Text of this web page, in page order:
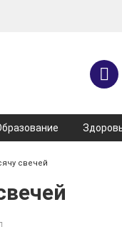
свечей